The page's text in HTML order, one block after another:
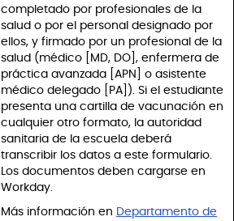
completado por profesionales de la
salud o por el personal designado por
ellos, y firmado por un profesional de la
salud (médico [MD, DO], enfermera de
práctica avanzada [APN] o asistente
médico delegado [PA]). Si el estudiante
presenta una cartilla de vacunación en
cualquier otro formato, la autoridad
sanitaria de la escuela deberá
transcribir los datos a este formulario.
Los documentos deben cargarse en
Workday.
Más información en Departamento de